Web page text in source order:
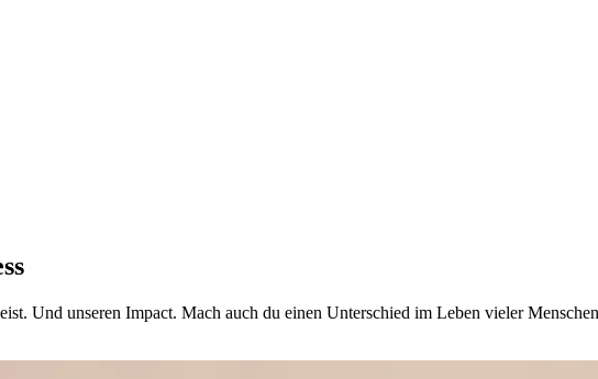
Und unseren Impact. Mach auch du einen Unterschied im Leben vieler